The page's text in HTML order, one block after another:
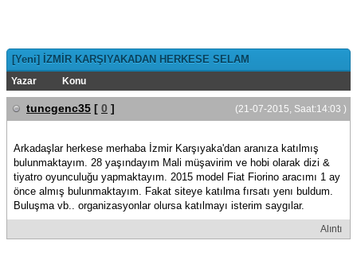
[Yeni] İZMİR KARŞIYAKADAN HERKESE SELAM
Yazar Konu
(21-07-2015, Saat:14:03 )
tuncgenc35 [ 0 ]
Arkadaşlar herkese merhaba İzmir Karşıyaka'dan aranıza katılmış
bulunmaktayım. 28 yaşındayım Mali müşavirim ve hobi olarak dizi &
tiyatro oyunculuğu yapmaktayım. 2015 model Fiat Fiorino aracımı 1 ay
önce almış bulunmaktayım. Fakat siteye katılma fırsatı yenı buldum.
Buluşma vb.. organizasyonlar olursa katılmayı isterim saygılar.
Alıntı